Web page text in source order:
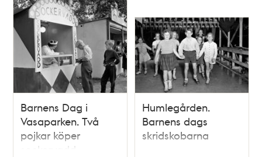
och
teman
Barnens Dag i
Vasaparken. Två
pojkar köper
sockervadd
Humlegården.
Barnens dags
skridskobarna